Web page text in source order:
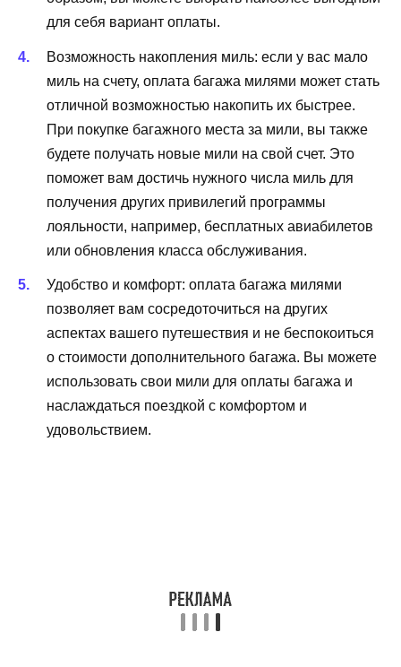
для себя вариант оплаты.
Возможность накопления миль: если у вас мало
миль на счету, оплата багажа милями может стать
отличной возможностью накопить их быстрее.
При покупке багажного места за мили, вы также
будете получать новые мили на свой счет. Это
поможет вам достичь нужного числа миль для
получения других привилегий программы
лояльности, например, бесплатных авиабилетов
или обновления класса обслуживания.
Удобство и комфорт: оплата багажа милями
позволяет вам сосредоточиться на других
аспектах вашего путешествия и не беспокоиться
о стоимости дополнительного багажа. Вы можете
использовать свои мили для оплаты багажа и
наслаждаться поездкой с комфортом и
удовольствием.